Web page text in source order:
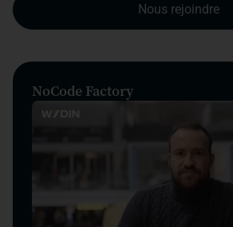
Nous rejoindre
NoCode Factory